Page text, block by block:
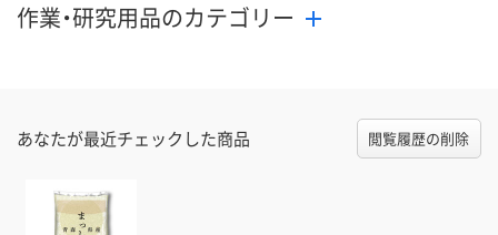
作業・研究用品のカテゴリー
あなたが最近チェックした商品 閲覧履歴の削除